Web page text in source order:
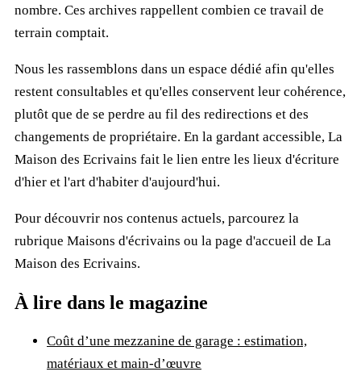
nombre. Ces archives rappellent combien ce travail de
terrain comptait.
Nous les rassemblons dans un espace dédié afin qu'elles
restent consultables et qu'elles conservent leur cohérence,
plutôt que de se perdre au fil des redirections et des
changements de propriétaire. En la gardant accessible, La
Maison des Ecrivains fait le lien entre les lieux d'écriture
d'hier et l'art d'habiter d'aujourd'hui.
Pour découvrir nos contenus actuels, parcourez la
rubrique Maisons d'écrivains ou la page d'accueil de La
Maison des Ecrivains.
À lire dans le magazine
Coût d’une mezzanine de garage : estimation,
matériaux et main-d’œuvre